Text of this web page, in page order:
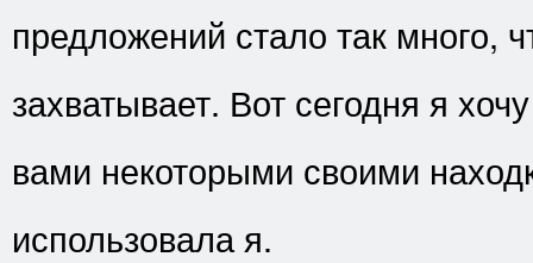
предложений стало так много,
захватывает. Вот сегодня я
вами некоторыми своими
использовала я.